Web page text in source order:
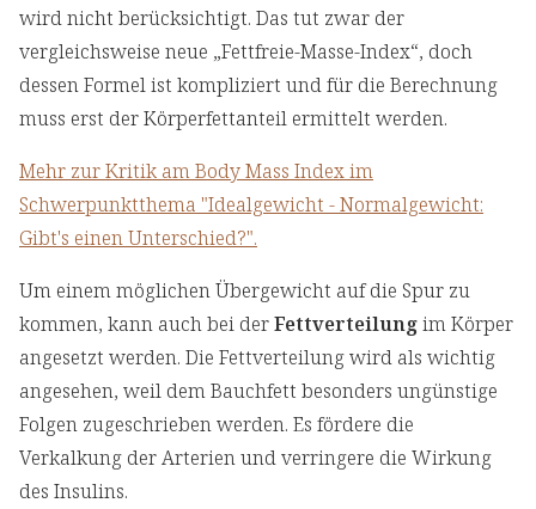
wird nicht berücksichtigt. Das tut zwar der
vergleichsweise neue „Fettfreie-Masse-Index“, doch
dessen Formel ist kompliziert und für die Berechnung
muss erst der Körperfettanteil ermittelt werden.
Mehr zur Kritik am Body Mass Index im
Schwerpunktthema "Idealgewicht - Normalgewicht:
Gibt's einen Unterschied?".
Um einem möglichen Übergewicht auf die Spur zu
kommen, kann auch bei derFettverteilungim Körper
angesetzt werden. Die Fettverteilung wird als wichtig
angesehen, weil dem Bauchfett besonders ungünstige
Folgen zugeschrieben werden. Es fördere die
Verkalkung der Arterien und verringere die Wirkung
des Insulins.